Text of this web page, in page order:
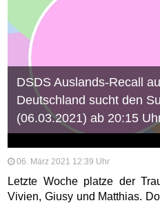
DSDS Auslands-Recall
Deutschland sucht den
(06.03.2021) ab 20:15
06. März 2021 12:39 Uhr
Letzte Woche platze der
Vivien, Giusy und Matthias.